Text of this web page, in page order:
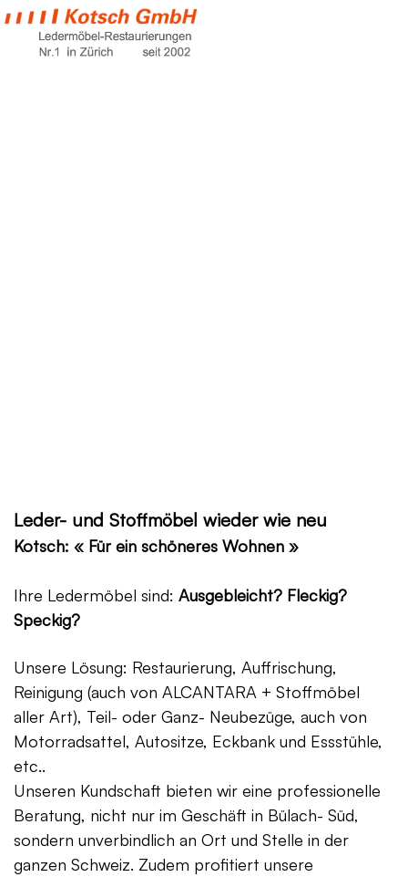
Leder- und Stoffmöbel wieder wie neu
Kotsch: « Für ein schöneres Wohnen »
Ihre Ledermöbel sind: Ausgebleicht? Fleckig?
Speckig?
Unsere Lösung: Restaurierung, Auffrischung,
Reinigung (auch von ALCANTARA + Stoffmöbel
aller Art), Teil- oder Ganz- Neubezüge, auch von
Motorradsattel, Autositze, Eckbank und Essstühle,
etc..
Unseren Kundschaft bieten wir eine professionelle
Beratung, nicht nur im Geschäft in Bülach- Süd,
sondern unverbindlich an Ort und Stelle in der
ganzen Schweiz. Zudem profitiert unsere